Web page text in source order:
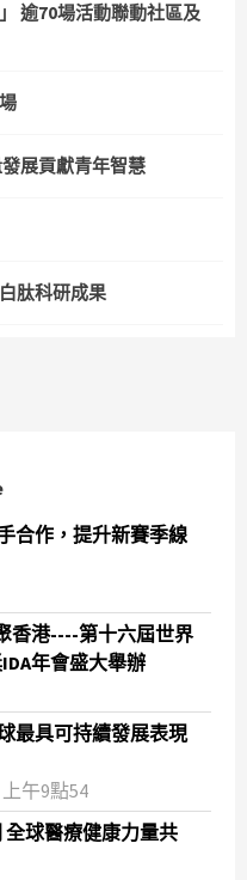
逾70場活動聯動社區及
展貢獻青年智慧
肽科研成果
合作，提升新賽季線
香港----第十六屆世界
年會盛大舉辦
最具可持續發展表現
午9點54
全球醫療健康力量共